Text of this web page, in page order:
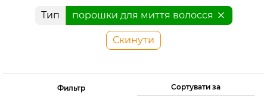
Тип порошки для миття волосся
Скинути
Фильтр Сортувати за